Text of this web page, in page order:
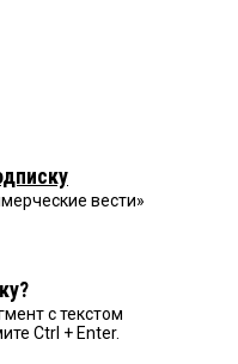
вести»
с текстом
Ctrl + Enter.